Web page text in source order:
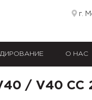
г.
О НАС
/ V40 CC